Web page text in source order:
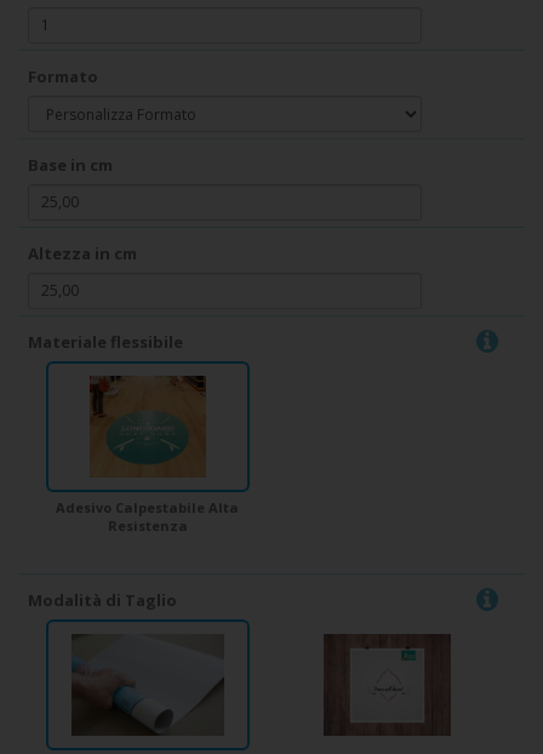
Formato
Base in cm
Altezza in cm
Materiale flessibile
Adesivo Calpestabile Alta
Resistenza
Modalità di Taglio